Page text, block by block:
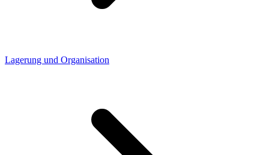
Lagerung und Organisation